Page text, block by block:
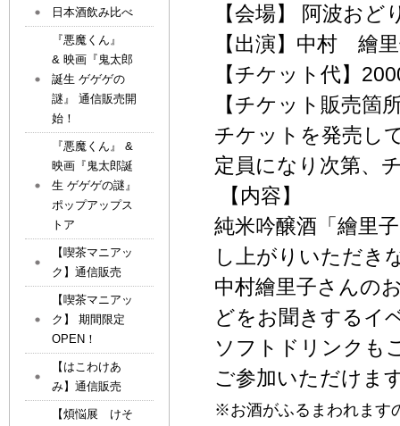
【会場】
阿波おど
【出演】中村 繪
【チケット代】
【チケット販売箇
チケットを発売し
定員になり次第、
【内容】
純米吟醸酒「繪里
し上がりいただき
中村繪里子さんの
どをお聞きするイ
ソフトドリンクも
ご参加いただけま
※お酒がふるまわれます
日本酒飲み比べ
『悪魔くん』
& 映画『鬼太郎
誕生 ゲゲゲの
謎』 通信販売開
始！
『悪魔くん』 &
映画『鬼太郎誕
生 ゲゲゲの謎』
ポップアップス
トア
【喫茶マニアッ
ク】通信販売
【喫茶マニアッ
ク】 期間限定
OPEN！
【はこわけあ
み】通信販売
【煩悩展 けそ